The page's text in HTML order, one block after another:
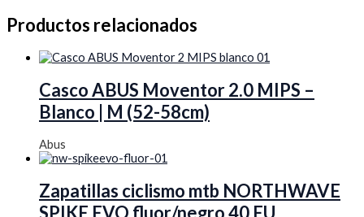
Productos relacionados
Casco ABUS Moventor 2.0 MIPS –
Blanco | M (52-58cm)
Abus
Zapatillas ciclismo mtb NORTHWAVE